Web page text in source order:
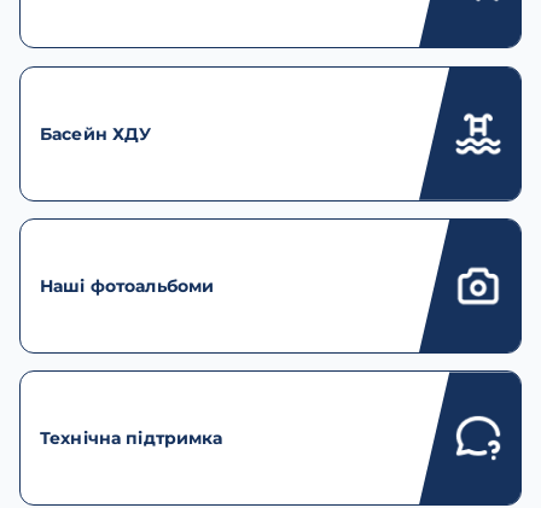
Басейн ХДУ
Наші фотоальбоми
Технічна підтримка